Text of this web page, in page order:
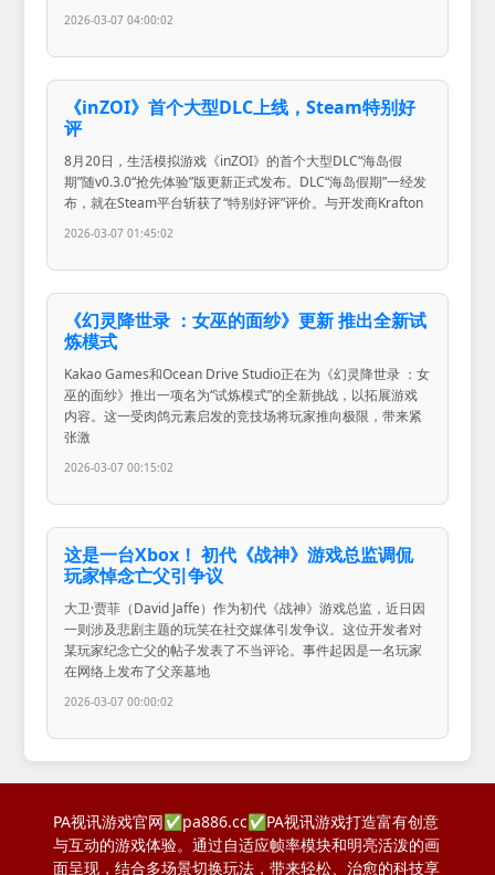
2026-03-07 04:00:02
《inZOI》首个大型DLC上线，Steam特别好
评
8月20日，生活模拟游戏《inZOI》的首个大型DLC“海岛假
期”随v0.3.0“抢先体验”版更新正式发布。DLC“海岛假期”一经发
布，就在Steam平台斩获了“特别好评”评价。与开发商Krafton
2026-03-07 01:45:02
《幻灵降世录 ：女巫的面纱》更新 推出全新试
炼模式
Kakao Games和Ocean Drive Studio正在为《幻灵降世录 ：女
巫的面纱》推出一项名为“试炼模式”的全新挑战，以拓展游戏
内容。这一受肉鸽元素启发的竞技场将玩家推向极限，带来紧
张激
2026-03-07 00:15:02
这是一台Xbox！ 初代《战神》游戏总监调侃
玩家悼念亡父引争议
大卫·贾菲（David Jaffe）作为初代《战神》游戏总监，近日因
一则涉及悲剧主题的玩笑在社交媒体引发争议。这位开发者对
某玩家纪念亡父的帖子发表了不当评论。事件起因是一名玩家
在网络上发布了父亲墓地
2026-03-07 00:00:02
PA视讯游戏官网✅pa886.cc✅PA视讯游戏打造富有创意
与互动的游戏体验。通过自适应帧率模块和明亮活泼的画
面呈现，结合多场景切换玩法，带来轻松、治愈的科技享